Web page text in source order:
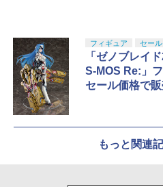
フィギュア セール
「ゼノブレイ
S-MOS Re:」
セール価格で
もっと関連